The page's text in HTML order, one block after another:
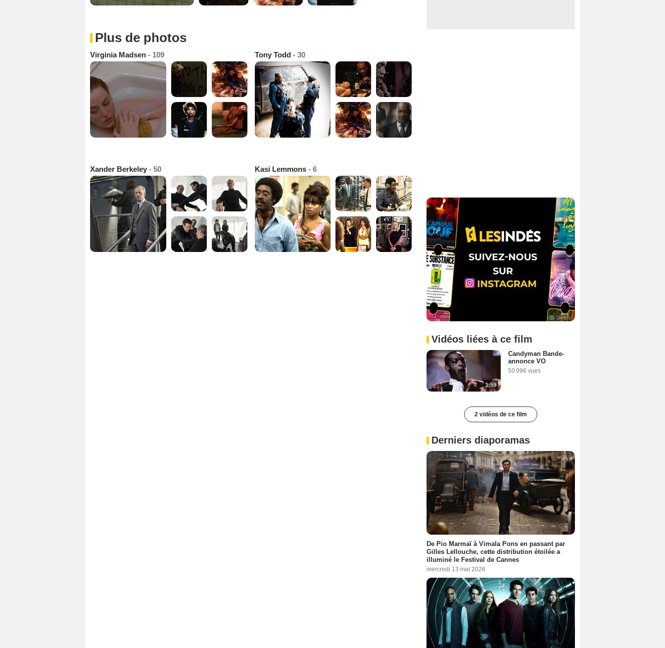
Plus de photos
Virginia Madsen - 109 Tony Todd - 30
Xander Berkeley - 50 Kasi Lemmons - 6
Vidéos liées à ce film
1:59
Candyman Bande-
annonce VO
50 996 vues
2 vidéos de ce film
Derniers diaporamas
De Pio Marmaï à Vimala Pons en passant par
Gilles Lellouche, cette distribution étoilée a
illuminé le Festival de Cannes
mercredi 13 mai 2026